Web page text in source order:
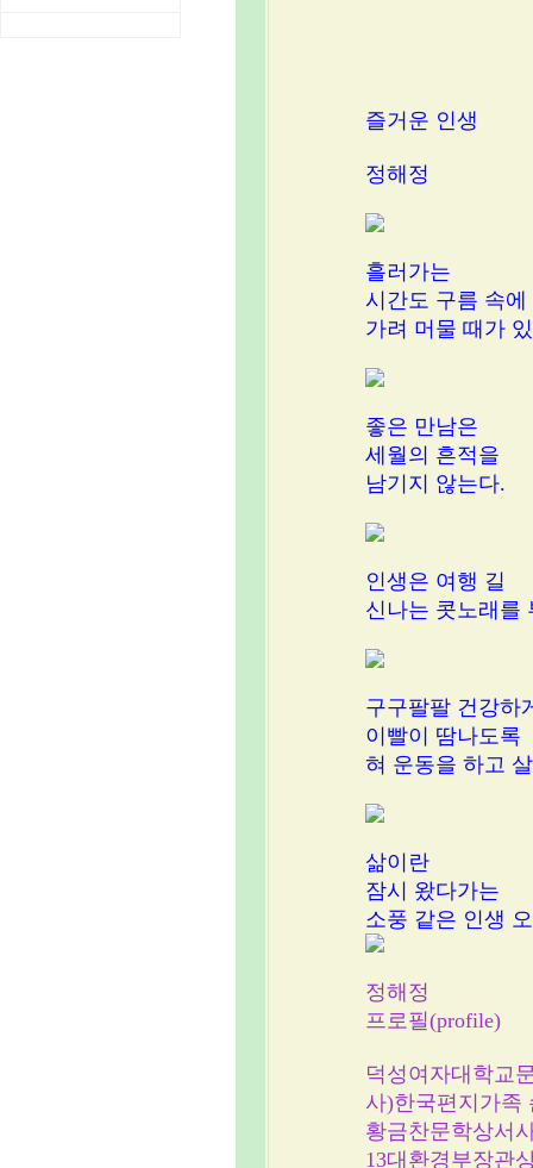
즐거운 인생
정해정
흘러가는
시간도 구름 속에
가려 머물 때가
좋은 만남은
세월의 흔적을
남기지 않는다.
인생은 여행 길
신나는 콧노래를
구구팔팔 건강하
이빨이 땀나도록
혀 운동을 하고
삶이란
잠시 왔다가는
소풍 같은 인생
정해정
프로필(profile)
덕성여자대학교
사)한국편지가족
황금찬문학상서
13대환경부장관